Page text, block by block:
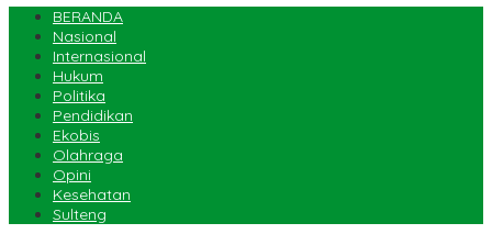
BERANDA
Nasional
Internasional
Hukum
Politika
Pendidikan
Ekobis
Olahraga
Opini
Kesehatan
Sulteng